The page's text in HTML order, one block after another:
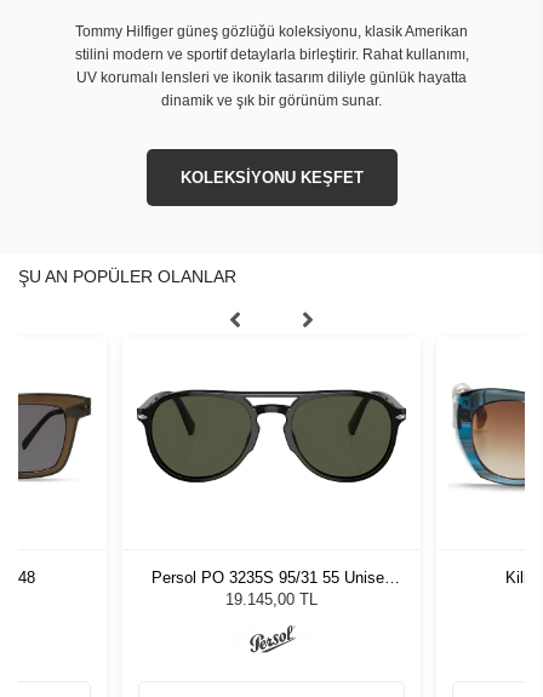
Tommy Hilfiger güneş gözlüğü koleksiyonu, klasik Amerikan
stilini modern ve sportif detaylarla birleştirir. Rahat kullanımı,
UV korumalı lensleri ve ikonik tasarım diliyle günlük hayatta
dinamik ve şık bir görünüm sunar.
KOLEKSİYONU KEŞFET
ŞU AN POPÜLER OLANLAR
48
Persol PO 3235S 95/31 55 Unisex
Güneş Gözlüğü
19.145,00 TL